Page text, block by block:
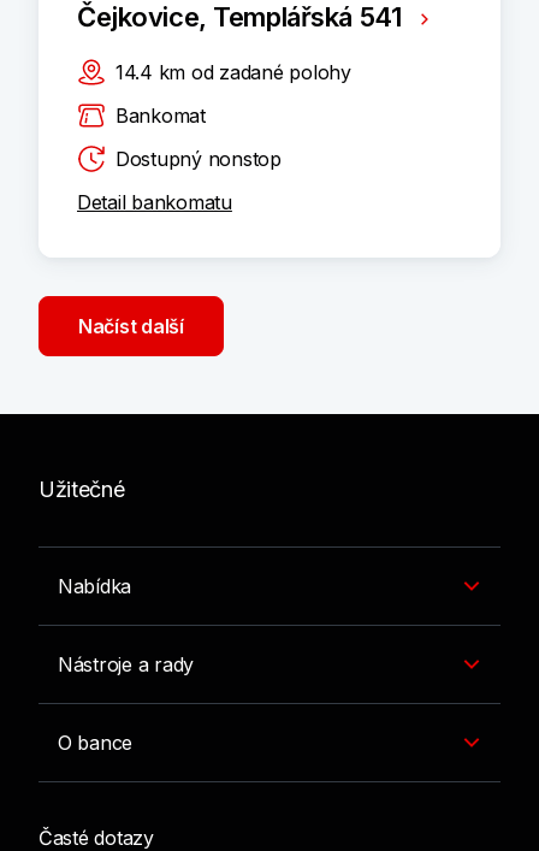
Čejkovice, Templářská 541
14.4 km od zadané polohy
Bankomat
Dostupný nonstop
Detail bankomatu
Načíst další
Užitečné
Nabídka
Nástroje a rady
O bance
Časté dotazy